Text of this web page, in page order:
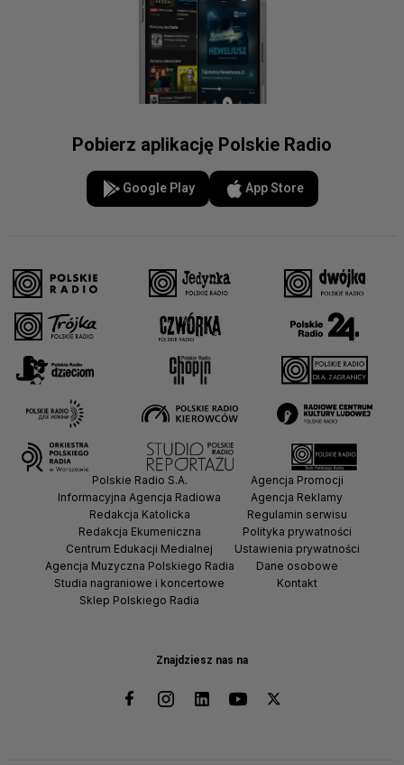
Pobierz aplikację Polskie Radio
Google Play App Store
Znajdziesz nas na
Polskie Radio S.A.
Informacyjna Agencja Radiowa
Redakcja Katolicka
Redakcja Ekumeniczna
Centrum Edukacji Medialnej
Agencja Muzyczna Polskiego Radia
Studia nagraniowe i koncertowe
Sklep Polskiego Radia
Agencja Promocji
Agencja Reklamy
Regulamin serwisu
Polityka prywatności
Ustawienia prywatności
Dane osobowe
Kontakt